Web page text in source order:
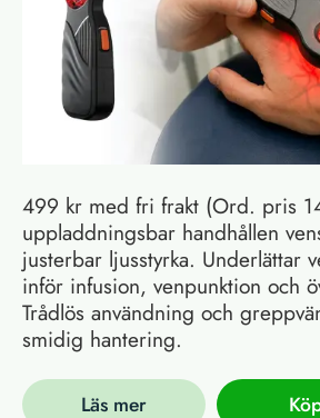
499 kr med fri frakt (Ord. pris
uppladdningsbar handhållen
justerbar ljusstyrka. Underlättar
inför infusion, venpunktion och
Trådlös användning och
smidig hantering.
Läs mer